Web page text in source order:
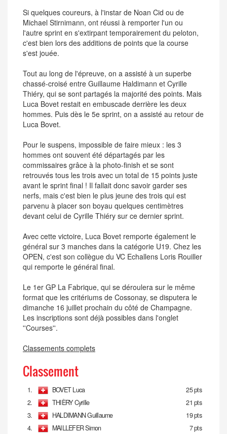
Si quelques coureurs, à l'instar de Noan Cid ou de
Michael Stirnimann, ont réussi à remporter l'un ou
l'autre sprint en s'extirpant temporairement du peloton,
c'est bien lors des additions de points que la course
s'est jouée.
Tout au long de l'épreuve, on a assisté à un superbe
chassé-croisé entre Guillaume Haldimann et Cyrille
Thiéry, qui se sont partagés la majorité des points. Mais
Luca Bovet restait en embuscade derrière les deux
hommes. Puis dès le 5e sprint, on a assisté au retour de
Luca Bovet.
Pour le suspens, impossible de faire mieux : les 3
hommes ont souvent été départagés par les
commissaires grâce à la photo-finish et se sont
retrouvés tous les trois avec un total de 15 points juste
avant le sprint final ! Il fallait donc savoir garder ses
nerfs, mais c'est bien le plus jeune des trois qui est
parvenu à placer son boyau quelques centimètres
devant celui de Cyrille Thiéry sur ce dernier sprint.
Avec cette victoire, Luca Bovet remporte également le
général sur 3 manches dans la catégorie U19. Chez les
OPEN, c'est son collègue du VC Echallens Loris Rouiller
qui remporte le général final.
Le 1er GP La Fabrique, qui se déroulera sur le même
format que les critériums de Cossonay, se disputera le
dimanche 16 juillet prochain du côté de Champagne.
Les inscriptions sont déjà possibles dans l'onglet
''Courses''.
Classements complets
Classement
1. BOVET Luca
25 pts
2.
THIÈRY Cyrille
21 pts
3.
HALDIMANN Guillaume
19 pts
4.
MAILLEFER Simon 7 pts